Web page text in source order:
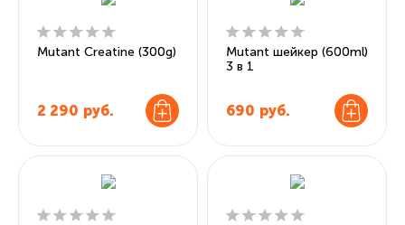
Mutant Creatine (300g)
2 290 руб.
Mutant шейкер (600ml)
3 в 1
690 руб.